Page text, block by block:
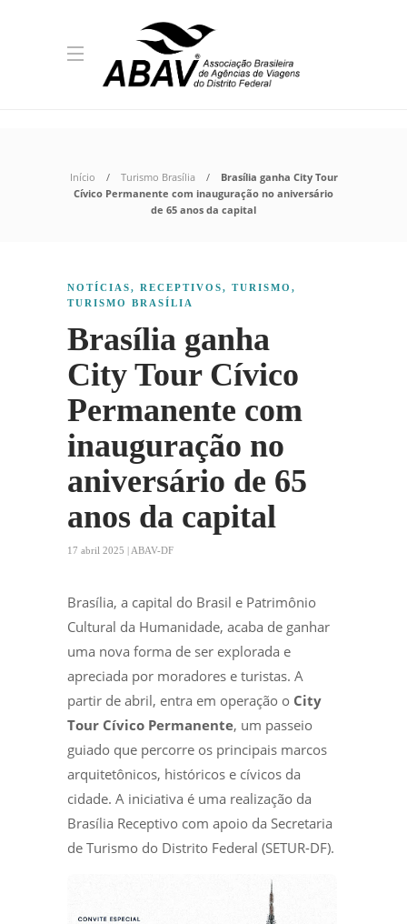
Início Turismo Brasília
Brasília ganha City Tour
Cívico Permanente com inauguração no aniversário
de 65 anos da capital
NOTÍCIAS, RECEPTIVOS, TURISMO ,
TURISMO BRASÍLIA
Brasília ganha
City Tour Cívico
Permanente com
inauguração no
aniversário de 65
anos da capital
17 abril 2025 | ABAV-DF
Brasília, a capital do Brasil e Patrimônio
Cultural da Humanidade, acaba de ganhar
uma nova forma de ser explorada e
apreciada por moradores e turistas. A
partir de abril, entra em operação o City
Tour Cívico Permanente, um passeio
guiado que percorre os principais marcos
arquitetônicos, históricos e cívicos da
cidade. A iniciativa é uma realização da
Brasília Receptivo com apoio da Secretaria
de Turismo do Distrito Federal (SETUR-DF).